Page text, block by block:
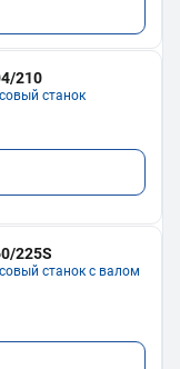
210
станок
225S
станок с валом